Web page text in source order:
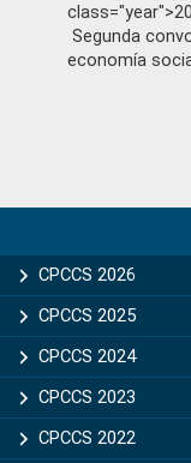
Segunda
economía
Sidebar
CPCCS 2026
CPCCS 2025
CPCCS 2024
CPCCS 2023
CPCCS 2022